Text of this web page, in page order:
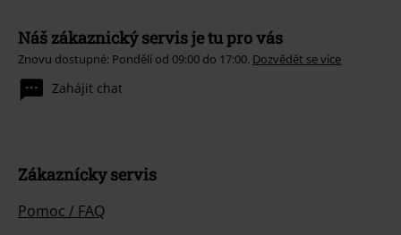
Náš zákaznický servis je tu pro vás
Znovu dostupné: Pondělí od 09:00 do 17:00. Dozvědět se více
Zahájit chat
Zákaznícky servis
Pomoc / FAQ